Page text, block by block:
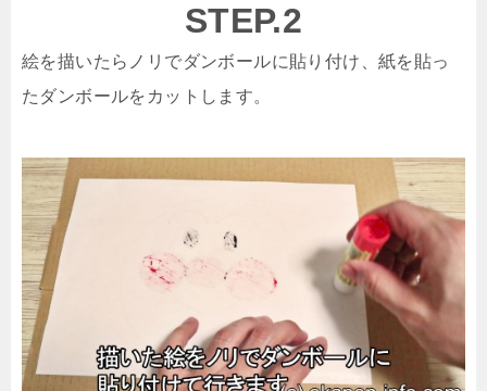
STEP.2
絵を描いたらノリでダンボールに貼り付け、紙を貼っ
たダンボールをカットします。